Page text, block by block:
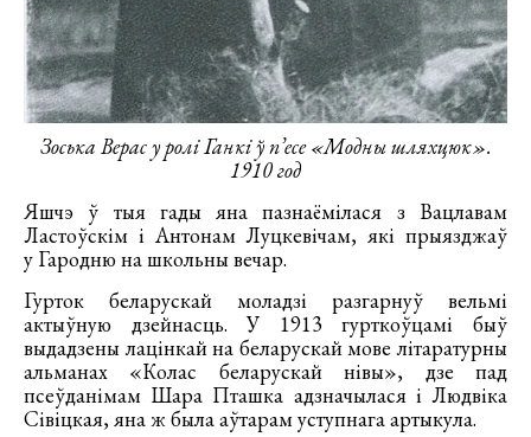
Зоська Верас у ролі Ганкі ў п’есе «Модны шляхцюк».
1910 год
Яшчэ ў тыя гады яна пазнаёмілася з Вацлавам
Ластоўскім і Антонам Луцкевічам, які прыязджаў
у Гародню на школьны вечар.
Гурток беларускай моладзі разгарнуў вельмі
актыўную дзейнасць. У 1913 гурткоўцамі быў
выдадзены лацінкай на беларускай мове літаратурны
альманах «Колас беларускай нівы», дзе пад
псеўданімам Шара Пташка адзначылася і Людвіка
Сівіцкая, яна ж была аўтарам уступнага артыкула.